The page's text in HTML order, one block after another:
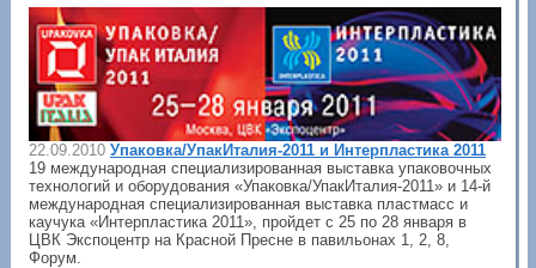
22.09.2010 Упаковка/УпакИталия-2011 и Интерпластика 2011
19 международная специализированная выставка упаковочных
технологий и оборудования «Упаковка/УпакИталия-2011» и 14-й
международная специализированная выставка пластмасс и
каучука «Интерпластика 2011», пройдет с 25 по 28 января в
ЦВК Экспоцентр на Красной Пресне в павильонах 1, 2, 8,
Форум.